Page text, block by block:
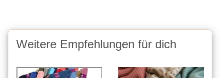
Weitere Empfehlungen für dich